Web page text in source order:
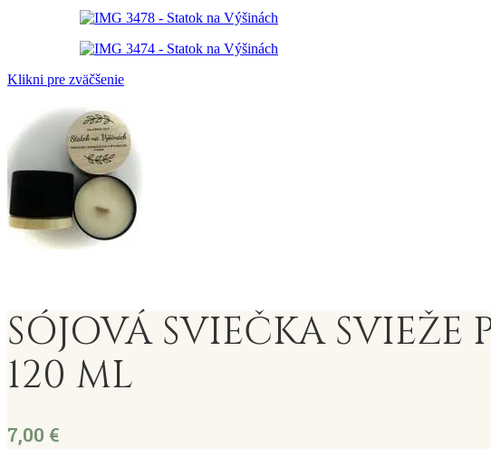
Klikni pre zväčšenie
SÓJOVÁ SVIEČKA
120 ML
7,00 €